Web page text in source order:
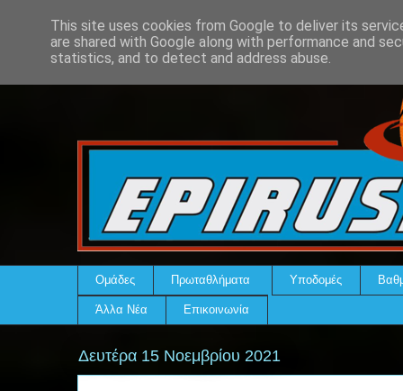
Ομάδες Πρωταθλήματα Υποδομές
Άλλα Νέα Επικοινωνία
Δευτέρα 15 Νοεμβρίου 2021
This site uses cookies from Google to deliver its
are shared with Google along with performance and
statistics, and to detect and address abuse.